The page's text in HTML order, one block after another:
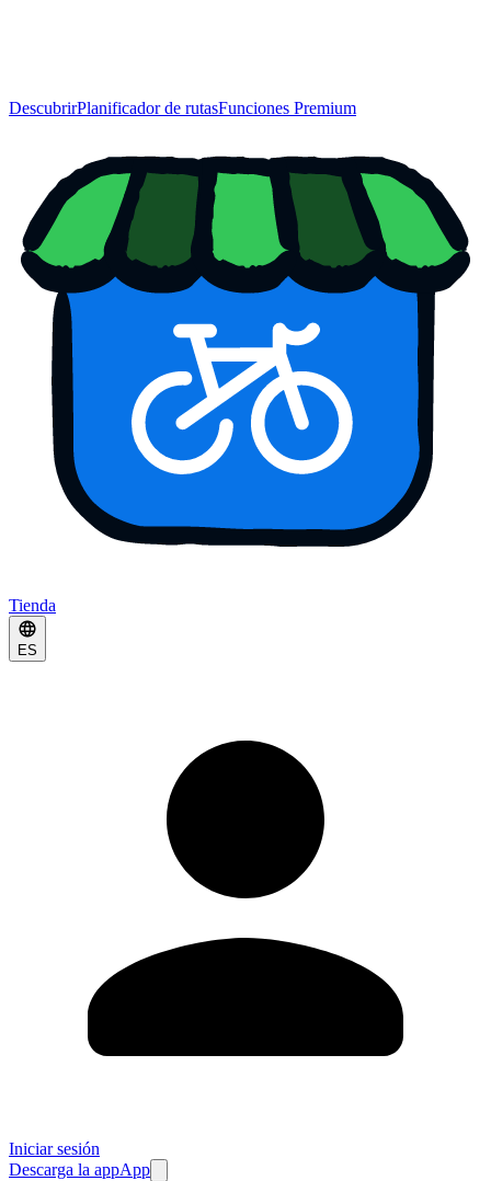
DescubrirPlanificador de rutasFunciones Premium
Tienda
ES
Iniciar sesión
Descarga la appApp